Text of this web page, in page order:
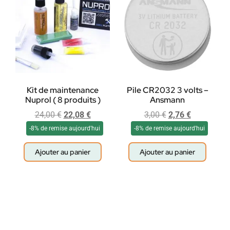
Kit de maintenance
Nuprol ( 8 produits )
24,00€ 22,08 €
-8% de remise aujourd'hui
Ajouter au panier
Pile CR2032 3 volts –
Ansmann
3,00€ 2,76 €
-8% de remise aujourd'hui
Ajouter au panier